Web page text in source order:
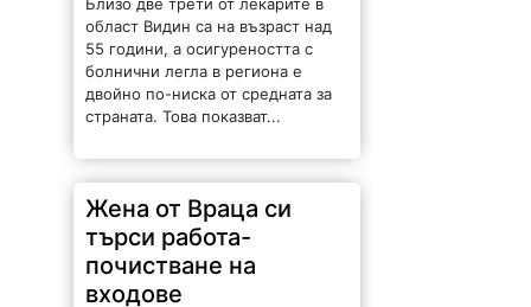
област Видин са на възраст над
55 години, а осигуреността с
болнични легла в региона е
двойно по-ниска от средната за
страната. Това показват...
Жена от Враца си
търси работа-
почистване на
входове